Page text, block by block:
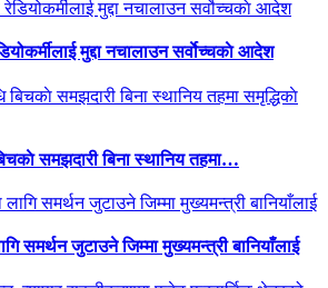
मुद्दा नचालाउन सर्वाेच्चकाे आदेश
समझदारी बिना स्थानिय तहमा…
समर्थन जुटाउने जिम्मा मुख्यमन्त्री बानियाँलाई